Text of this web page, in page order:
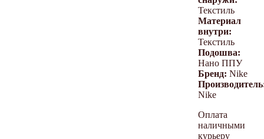
Текстиль
Материал
внутри:
Текстиль
Подошва:
Нано ППУ
Бренд: Nike
Nike
Оплата
наличными
курьеру